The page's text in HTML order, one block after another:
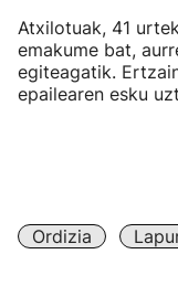
Atxilotuak, 41
emakume bat,
egiteagatik.
epailearen esku
Ordizia